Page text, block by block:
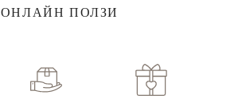
ОНЛАЙН ПОЛЗИ